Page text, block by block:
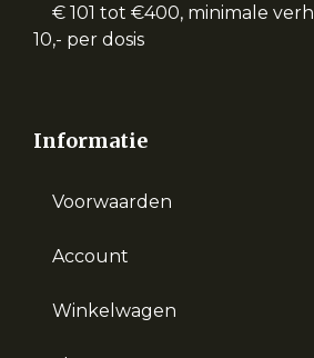
€ 101 tot €400, minimale
10,- per dosis
Informatie
Voorwaarden
Account
Winkelwagen